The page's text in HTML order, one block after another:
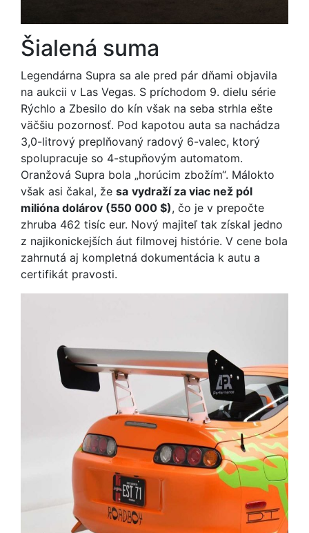
Šialená suma
Legendárna Supra sa ale pred pár dňami objavila
na aukcii v Las Vegas. S príchodom 9. dielu série
Rýchlo a Zbesilo do kín však na seba strhla ešte
väčšiu pozornosť. Pod kapotou auta sa nachádza
3,0-litrový preplňovaný radový 6-valec, ktorý
spolupracuje so 4-stupňovým automatom.
Oranžová Supra bola „horúcim zbožím“. Málokto
však asi čakal, že sa vydraží za viac než pól
milióna dolárov (550 000 $), čo je v prepočte
zhruba 462 tisíc eur. Nový majiteľ tak získal jedno
z najikonickejších áut filmovej histórie. V cene bola
zahrnutá aj kompletná dokumentácia k autu a
certifikát pravosti.